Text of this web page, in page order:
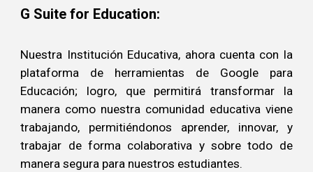
G Suite for Education:
Nuestra Institución Educativa, ahora cuenta con la
plataforma de herramientas de Google para
Educación; logro, que permitirá transformar la
manera como nuestra comunidad educativa viene
trabajando, permitiéndonos aprender, innovar, y
trabajar de forma colaborativa y sobre todo de
manera segura para nuestros estudiantes.